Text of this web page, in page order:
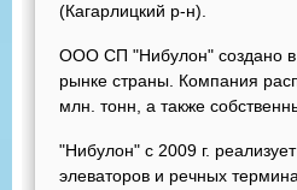
(Кагарлицкий р-н).
ООО СП "Нибулон" создано в
рынке страны. Компания
млн. тонн, а также
"Нибулон" с 2009 г.
элеваторов и речных